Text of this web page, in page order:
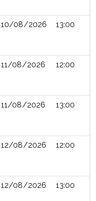
10/08/2026 13:00
11/08/2026 12:00
11/08/2026 13:00
12/08/2026 12:00
12/08/2026 13:00